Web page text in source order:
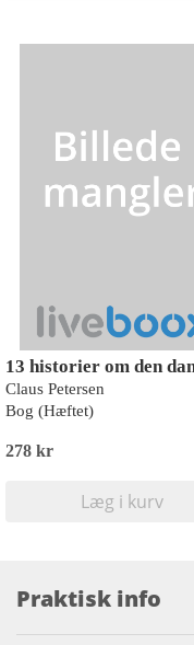
Claus Petersen
Bog (Hæftet)
278 kr
Læg i kurv
Praktisk info